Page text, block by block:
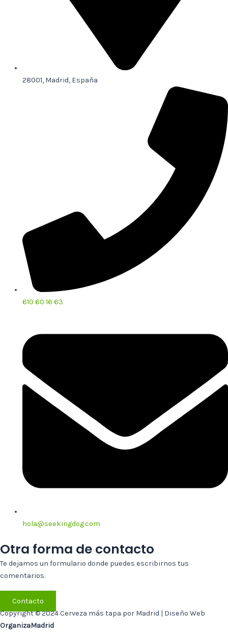
28001, Madrid, España
610 60 16 63
hola@seekingdog.com
Otra forma de contacto
Te dejamos un formulario donde puedes escribirnos tus
comentarios.
Contacto
Copyright © 2024 Cerveza más tapa por Madrid | Diseño Web
OrganizaMadrid